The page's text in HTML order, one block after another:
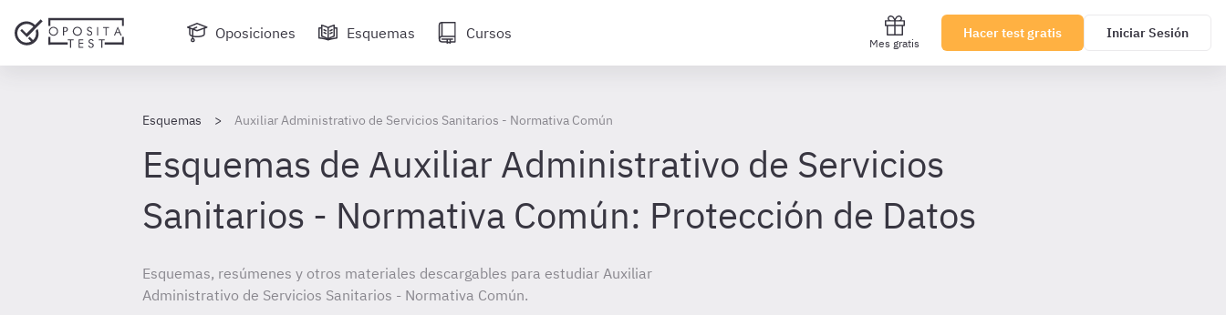
Oposiciones Esquemas Cursos
Mes gratis
Hacer test gratis Iniciar Sesión
Esquemas Auxiliar Administrativo de Servicios Sanitarios - Normativa Común
Esquemas de Auxiliar Administrativo de Servicios
Sanitarios - Normativa Común: Protección de Datos
Esquemas, resúmenes y otros materiales descargables para estudiar Auxiliar
Administrativo de Servicios Sanitarios - Normativa Común.